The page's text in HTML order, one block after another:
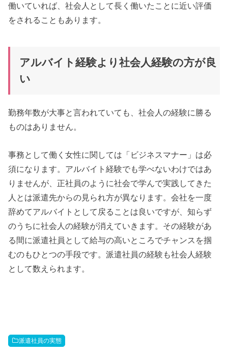
働いていれば、社会人として長く働いたことに近い評価
をされることもあります。
アルバイト経験より社会人経験の方が良
い
勤務年数が大事と言われていても、社会人の経験に勝る
ものはありません。
事務として働く女性に関しては「ビジネスマナー」は必
須になります。アルバイト経験でも学べないわけではあ
りませんが、正社員のように社会で学んで実践してきた
人とは派遣先からの見られ方が異なります。会社を一度
辞めてアルバイトとして戻ることは良いですが、知らず
のうちに社会人の経験が消えていきます。その経験があ
る間に派遣社員として給与の高いところでチャンスを掴
むのもひとつの手段です。派遣社員の経験も社会人経験
として数えられます。
派遣社員の実態